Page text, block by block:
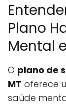
Plano
Mental
O plano de
MT oferece
saúde